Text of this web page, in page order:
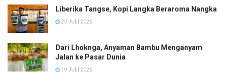
Liberika Tangse, Kopi Langka Beraroma Nangka
20 JULI 2026
Dari Lhoknga, Anyaman Bambu Menganyam
Jalan ke Pasar Dunia
19 JULI 2026